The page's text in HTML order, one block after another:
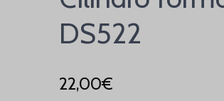
DS522
22,00€